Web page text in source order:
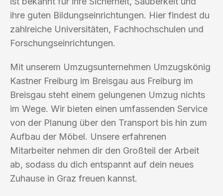
ihre guten Bildungseinrichtungen. Hier findest du
zahlreiche Universitäten, Fachhochschulen und
Forschungseinrichtungen.
Mit unserem Umzugsunternehmen Umzugskönig
Kastner Freiburg im Breisgau aus Freiburg im
Breisgau steht einem gelungenen Umzug nichts
im Wege. Wir bieten einen umfassenden Service
von der Planung über den Transport bis hin zum
Aufbau der Möbel. Unsere erfahrenen
Mitarbeiter nehmen dir den Großteil der Arbeit
ab, sodass du dich entspannt auf dein neues
Zuhause in Graz freuen kannst.